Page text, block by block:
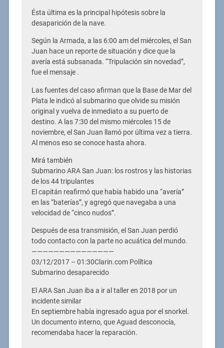
Ésta última es la principal hipótesis sobre la
desaparición de la nave.
Según la Armada, a las 6:00 am del miércoles, el San
Juan hace un reporte de situación y dice que la
avería está subsanada. “Tripulación sin novedad”,
fue el mensaje .
Las fuentes del caso afirman que la Base de Mar del
Plata le indicó al submarino que olvide su misión
original y vuelva de inmediato a su puerto de
destino. A las 7:30 del mismo miércoles 15 de
noviembre, el San Juan llamó por última vez a tierra.
Al menos eso se conoce hasta ahora.
Mirá también
Submarino ARA San Juan: los rostros y las historias
de los 44 tripulantes
El capitán reafirmó que había habido una “avería”
en las “baterías”, y agregó que navegaba a una
velocidad de “cinco nudos”.
Después de esa transmisión, el San Juan perdió
todo contacto con la parte no acuática del mundo.
———————————————
03/12/2017 – 01:30Clarin.com Política
Submarino desaparecido
El ARA San Juan iba a ir al taller en 2018 por un
incidente similar
En septiembre había ingresado agua por el snorkel.
Un documento interno, que Aguad desconocía,
recomendaba hacer la reparación.